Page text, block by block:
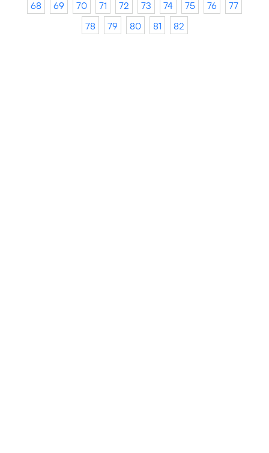
68 69 70 71 72 73 74 75 76
77
78
79 80 81 82